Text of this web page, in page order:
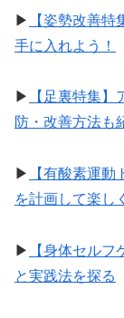
▶︎
【姿勢改善
手に入れよう！
▶︎
【足裏特集
防・改善方法も
▶︎
【有酸素運
を計画して楽し
▶︎
【身体セル
と実践法を探る